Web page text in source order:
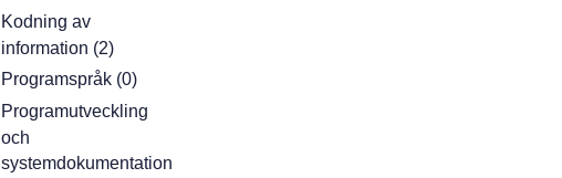
Kodning av
information (2)
Programspråk (0)
Programutveckling
och
systemdokumentation